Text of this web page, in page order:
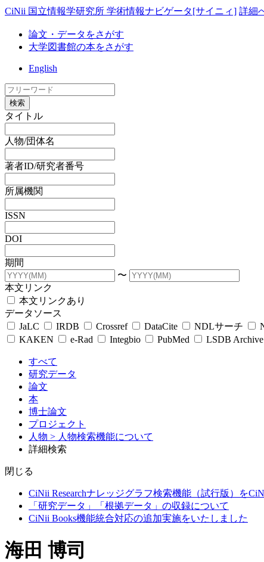
CiNii 国立情報学研究所 学術情報ナビゲータ[サイニィ] 詳細
論文・データをさがす
大学図書館の本をさがす
English
検索
タイトル
人物/団体名
著者ID/研究者番号
所属機関
ISSN
DOI
期間
〜
本文リンク
本文リンクあり
データソース
JaLC
IRDB Crossref DataCite NDLサーチ
KAKEN
e-Rad Integbio PubMed LSDB Archive
すべて
研究データ
論文
本
博士論文
プロジェクト
人物 > 人物検索機能について
詳細検索
閉じる
CiNii Researchナレッジグラフ検索機能（試行版）を
「研究データ」「根拠データ」の収録について
CiNii Books機能統合対応の追加実施をいたしました
海田 博司